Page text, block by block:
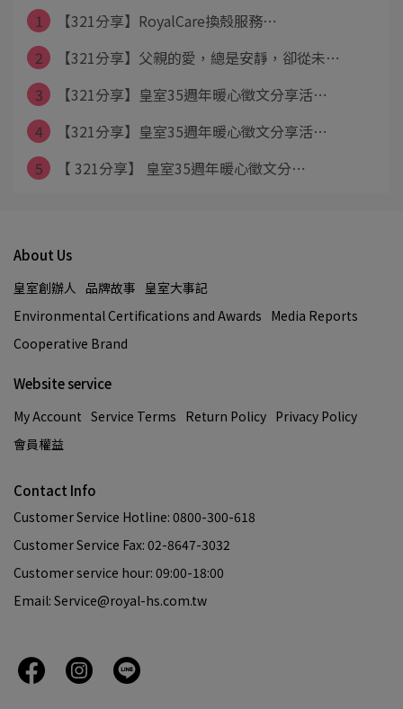
1
【321分享】RoyalCare換殼服務⋯
2
【321分享】父親的愛，總是安靜，卻從未⋯
3
【321分享】皇室35週年暖心徵文分享活⋯
4
【321分享】皇室35週年暖心徵文分享活⋯
5
【 321分享】 皇室35週年暖心徵文分⋯
About Us
皇室創辦人 品牌故事 皇室大事記
Environmental Certifications and Awards Media Reports
Cooperative Brand
Website service
My Account Service Terms Return Policy Privacy Policy
會員權益
Contact Info
Customer Service Hotline: 0800-300-618
Customer Service Fax: 02-8647-3032
Customer service hour: 09:00-18:00
Email: Service@royal-hs.com.tw